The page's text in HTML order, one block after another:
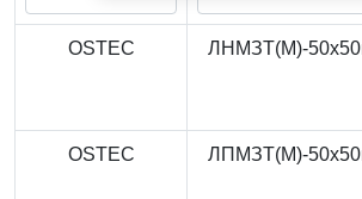
OSTEC ЛНМЗТ(М)-
OSTEC ЛПМЗТ(М)-